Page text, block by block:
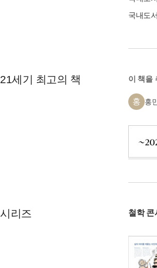
국내도
21세기 최고의 책 이 책을
홍 홍
시리즈 철학 콘